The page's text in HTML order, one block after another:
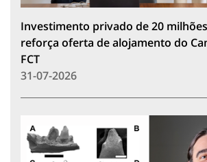
Investimento privado de 20
reforça oferta de alojamento do
FCT
31-07-2026